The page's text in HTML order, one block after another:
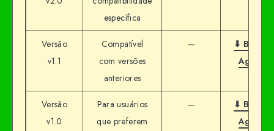
específica
Versão
v1.1
Compatível
com versões
anteriores
—
⬇ Baixar
Agora
Versão
v1.0
Para usuários
que preferem
—
⬇ Baixar
Agora